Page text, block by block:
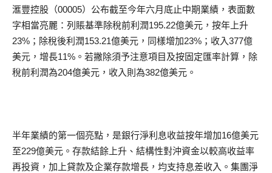
滙豐控股（00005）公布截至今年六月底止中期業績，表面數
字相當亮麗：列賬基準除稅前利潤195.22億美元，按年上升
23%；除稅後利潤153.21億美元，同樣增加23%；收入377億
美元，增長11%。若撇除須予注意項目及按固定匯率計算，除
稅前利潤為204億美元，收入則為382億美元。
半年業績的第一個亮點，是銀行淨利息收益按年增加16億美元
至229億美元。存款結餘上升、結構性對沖資金以較高收益率
再投資，加上貸款及企業存款增長，均支持息差收入。集團淨